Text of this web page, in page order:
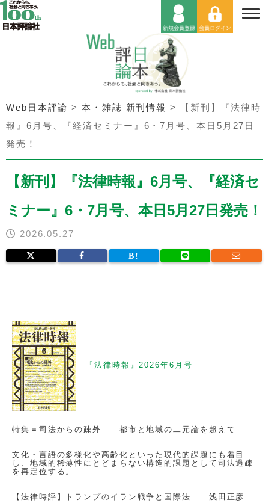
Web日本評論 >本・雑誌 新刊情報 >
【新刊】『法律時
報』6月号、『経済セミナー』6・7月号、本日5月27日
発売！
【新刊】『法律時報』6月号、『経済セ
ミナー』6・7月号、本日5月27日発売！
2026.05.27
『法律時報』2026年6月号
特集＝司法からの疎外——都市と地域の二元論を超えて
文化・言語の多様化や高齢化といった現代的課題にも着目
し、地域的稀薄性にとどまらない構造的課題として司法過疎
を再定位する。
【法律時評】トランプのイラン戦争と国際法……浅田正彦